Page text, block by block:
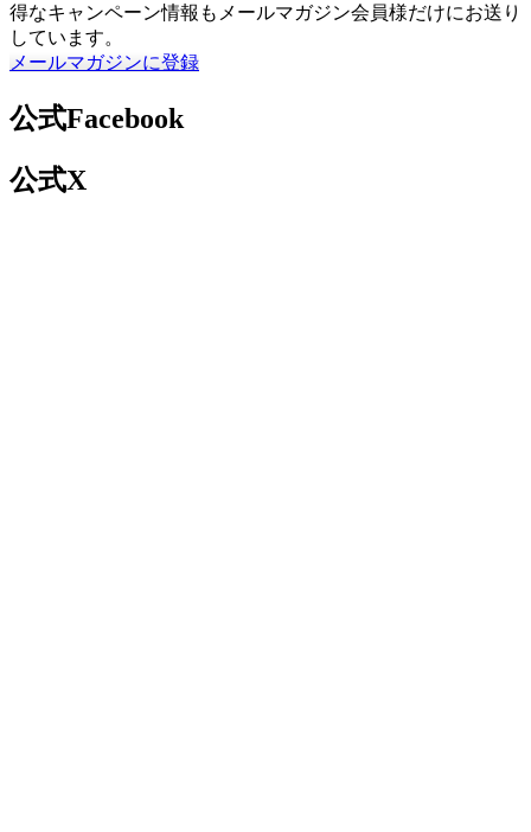
得なキャンペーン情報もメールマガジン会員様だけにお送り
しています。
メールマガジンに登録
公式Facebook
公式X